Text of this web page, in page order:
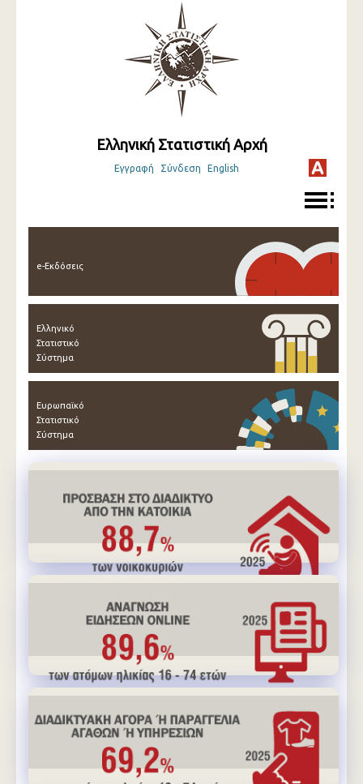
Ελληνική Στατιστική Αρχή
Εγγραφή Σύνδεση English
e-Εκδόσεις
Ελληνικό
Στατιστικό
Σύστημα
Ευρωπαϊκό
Στατιστικό
Σύστημα